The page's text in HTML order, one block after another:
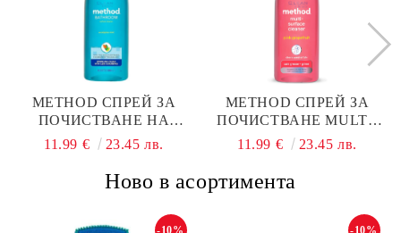
METHOD СПРЕЙ ЗА
ПОЧИСТВАНЕ НА
БАНЯ EUCALYPTUS
11.99 € 23.45 лв.
METHOD СПРЕЙ ЗА
ПОЧИСТВАНЕ MULTI-
SURFACE PINK
11.99 € 23.45 лв.
Ново в асортимента
-10% -10%